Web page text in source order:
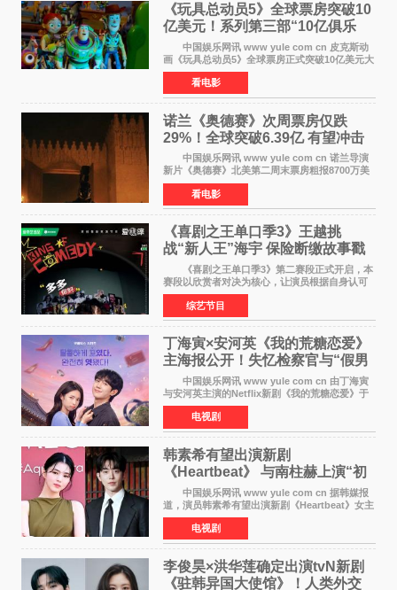
《玩具总动员5》全球票房突破10
亿美元！系列第三部“10亿俱乐
部”达成
中国娱乐网讯 www yule com cn 皮克斯动
画《玩具总动员5》全球票房正式突破10亿美元大
关。截至上周末，该片全球累计票房已达10 22亿
美元，其中北美市场贡献4 48亿美元，中国内地
票房达2 82
看电影
诺兰《奥德赛》次周票房仅跌
29%！全球突破6.39亿 有望冲击
13亿成诺兰最卖座电影
中国娱乐网讯 www yule com cn 诺兰导演
新片《奥德赛》北美第二周末票房粗报8700万美
元（周五至周日：2600万&rarr;3460万
&rarr;2640万），较首周1 24亿美元仅下跌29
6%，走势极为强劲，远超
看电影
《喜剧之王单口季3》王越挑
战“新人王”海宇 保险断缴故事戳
中生活痛点
《喜剧之王单口季3》第二赛段正式开启，本
赛段以欣赏者对决为核心，让演员根据自身认可
选择对手，在作品碰撞中完成一次喜剧创作者之
间的交流。这里有实力相当的正面对抗，也有老
朋友、老对手之
综艺节目
丁海寅×安河英《我的荒糖恋爱》
主海报公开！失忆检察官与“假男
友”同居罗曼史来
中国娱乐网讯 www yule com cn 由丁海寅
与安河英主演的Netflix新剧《我的荒糖恋爱》于
近日公开主海报，正式进入开播倒计时。 海
报中，两人并肩站在充满怀旧气息的九津麦芽村
街道上，丁
电视剧
韩素希有望出演新剧
《Heartbeat》 与南柱赫上演“初
恋归来”奇幻罗曼史
中国娱乐网讯 www yule com cn 据韩媒报
道，演员韩素希有望出演新剧《Heartbeat》女主
角，与南柱赫合作，引发高度关注。 韩素希
在剧中饰演能够看到过去的女人洪莎朗一角，因
初恋的意外
电视剧
李俊昊×洪华莲确定出演tvN新剧
《驻韩异国大使馆》！人类外交